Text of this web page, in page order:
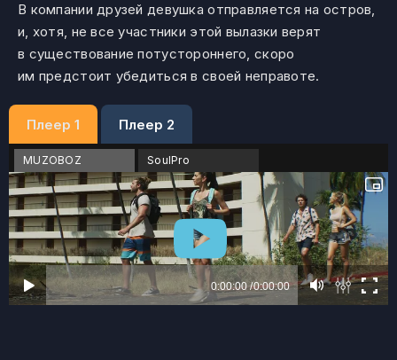
В компании друзей девушка отправляется на остров,
и, хотя, не все участники этой вылазки верят
в существование потустороннего, скоро
им предстоит убедиться в своей неправоте.
Плеер 1 Плеер 2
MUZOBOZ SoulPro